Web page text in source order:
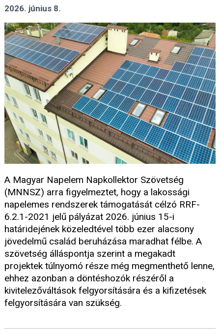
2026. június 8.
A Magyar Napelem Napkollektor Szövetség
(MNNSZ) arra figyelmeztet, hogy a lakossági
napelemes rendszerek támogatását célzó RRF-
6.2.1-2021 jelű pályázat 2026. június 15-i
határidejének közeledtével több ezer alacsony
jövedelmű család beruházása maradhat félbe. A
szövetség álláspontja szerint a megakadt
projektek túlnyomó része még megmenthető lenne,
ehhez azonban a döntéshozók részéről a
kivitelezőváltások felgyorsítására és a kifizetések
felgyorsítására van szükség.